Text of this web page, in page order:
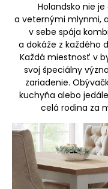
Holandsko nie
a veternými mlynmi,
v sebe spája
a dokáže z každého
Každá miestnosť v
svoj špeciálny
zariadenie.
kuchyňa alebo
celá rodina za